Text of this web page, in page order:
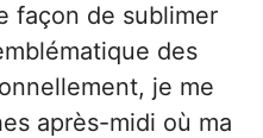
façon de sublimer
des
je me
après-midi où ma